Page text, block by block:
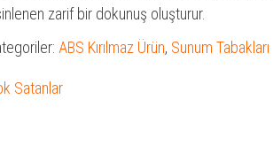
zarif bir dokunuş oluşturur.
ABS Kırılmaz Ürün, Sunum Tabakları
Satanlar